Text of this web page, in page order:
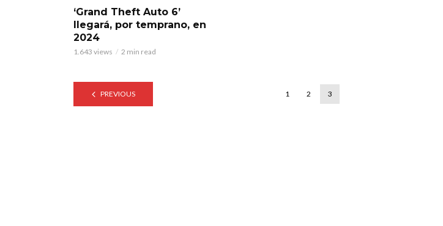
‘Grand Theft Auto 6’
llegará, por temprano, en
2024
1.643 views 2 min read
PREVIOUS 1 2 3